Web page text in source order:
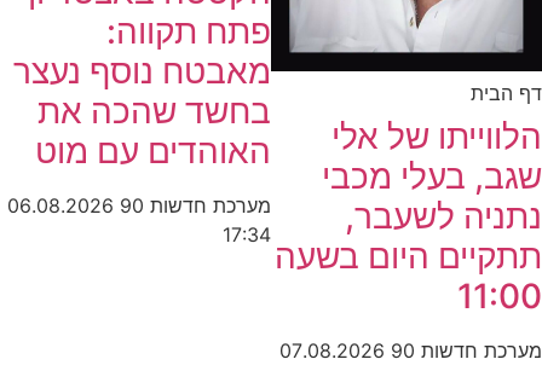
דף הבית
הלווייתו של אלי
שגב, בעלי מכבי
נתניה לשעבר,
תתקיים היום בשעה
11:00
מערכת חדשות 90
07.08.2026
פתח תקווה:
מאבטח נוסף נעצר
בחשד שהכה את
האוהדים עם מוט
מערכת חדשות 90
06.08.2026
17:34